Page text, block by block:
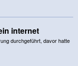
internet
durchgeführt, davor hatte